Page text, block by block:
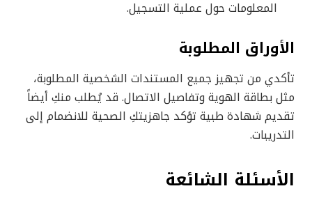
المعلومات حول عملية التسجيل.
الأوراق المطلوبة
تأكدي من تجهيز جميع المستندات الشخصية المطلوبة،
مثل بطاقة الهوية وتفاصيل الاتصال. قد يُطلب منكِ أيضاً
تقديم شهادة طبية تؤكد جاهزيتكِ الصحية للانضمام إلى
التدريبات.
الأسئلة الشائعة